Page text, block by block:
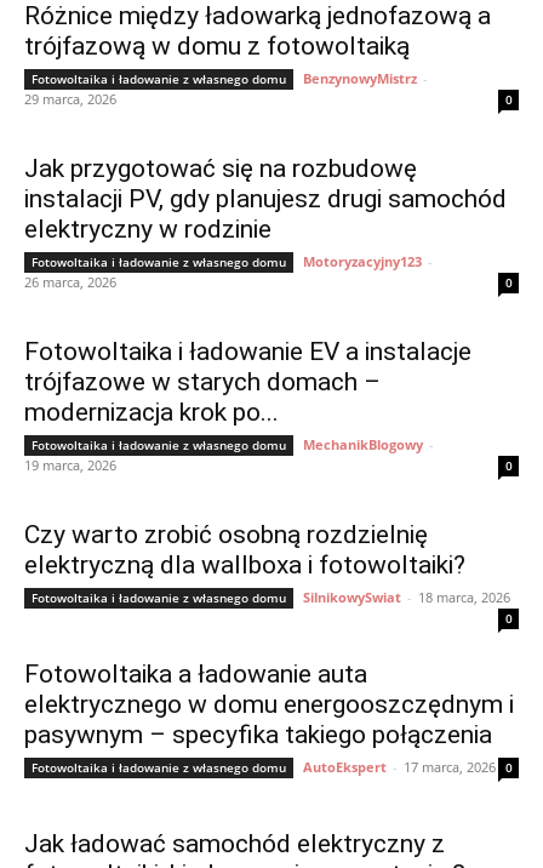
Różnice między ładowarką jednofazową a
trójfazową w domu z fotowoltaiką
Fotowoltaika i ładowanie z własnego domu BenzynowyMistrz -
29 marca, 2026
0
Jak przygotować się na rozbudowę
instalacji PV, gdy planujesz drugi samochód
elektryczny w rodzinie
Fotowoltaika i ładowanie z własnego domu Motoryzacyjny123 -
26 marca, 2026
0
Fotowoltaika i ładowanie EV a instalacje
trójfazowe w starych domach –
modernizacja krok po...
Fotowoltaika i ładowanie z własnego domu MechanikBlogowy -
19 marca, 2026
0
Czy warto zrobić osobną rozdzielnię
elektryczną dla wallboxa i fotowoltaiki?
Fotowoltaika i ładowanie z własnego domu SilnikowySwiat - 18 marca, 2026
0
Fotowoltaika a ładowanie auta
elektrycznego w domu energooszczędnym i
pasywnym – specyfika takiego połączenia
Fotowoltaika i ładowanie z własnego domu AutoEkspert - 17 marca, 2026 0
Jak ładować samochód elektryczny z